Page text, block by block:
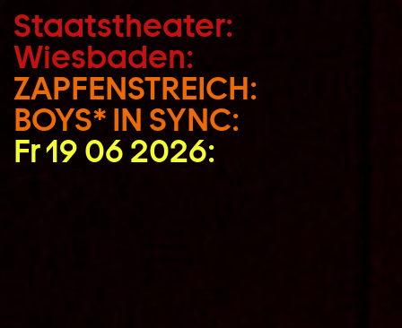
Zum Hauptinhalt springen
Zum Footer springen
Staatstheater:
Wiesbaden:
ZAPFENSTREICH:
BOYS* IN SYNC:
Fr 19 06 2026: